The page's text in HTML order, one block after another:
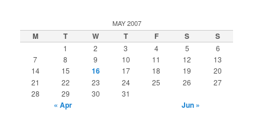
MAY 2007
M T W T F S S
1 2 3 4 5
6
7
8 9 10 11 12
13
14
15 16 17 18 19
20
21
22 23 24 25 26
27
28
29 30 31
« Apr Jun »